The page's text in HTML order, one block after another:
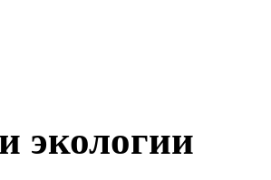
экологии